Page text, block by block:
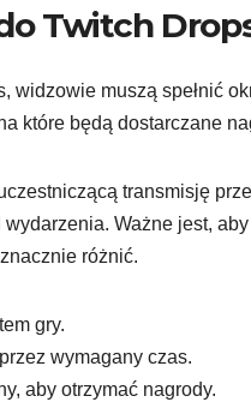
Twitch
widzowie muszą spełnić
które będą dostarczane
transmisję
Ważne jest,
różnić.
gry.
wymagany czas.
aby otrzymać nagrody.